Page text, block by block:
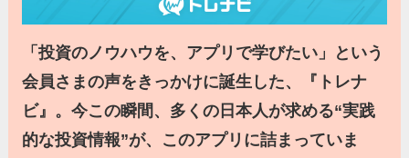
「投資のノウハウを、アプリで学びたい」という
会員さまの声をきっかけに誕生した、『トレナ
ビ』。今この瞬間、多くの日本人が求める“実践
的な投資情報”が、このアプリに詰まっていま